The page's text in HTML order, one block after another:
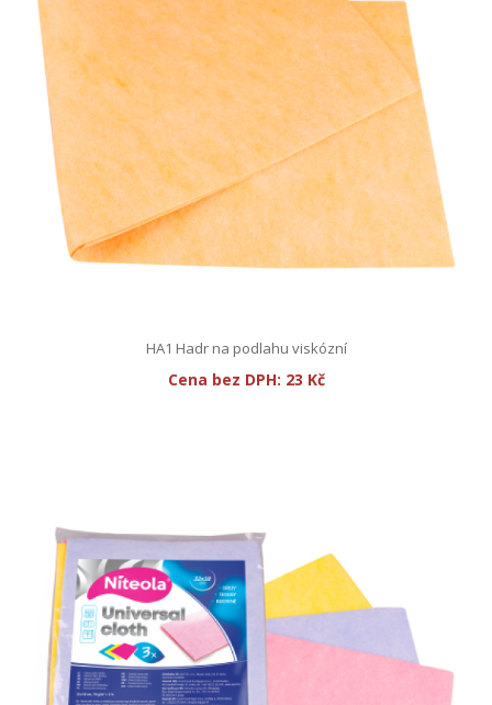
HA1 Hadr na podlahu viskózní
Cena bez DPH: 23 Kč